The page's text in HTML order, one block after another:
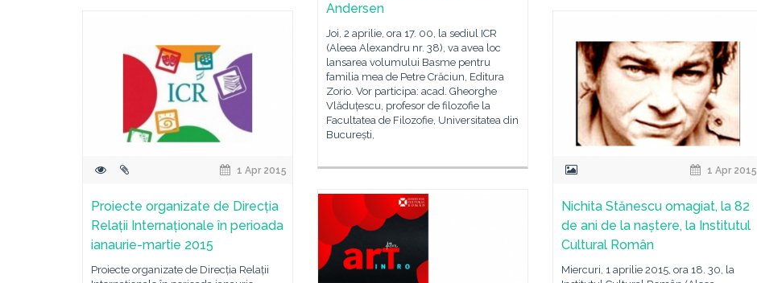
Andersen
Joi, 2 aprilie, ora 17. 00, la sediul ICR
(Aleea Alexandru nr. 38), va avea loc
lansarea volumului Basme pentru
familia mea de Petre Crăciun, Editura
Zorio. Vor participa: acad. Gheorghe
Vlăduțescu, profesor de filozofie la
Facultatea de Filozofie, Universitatea din
București,
1 Apr 2015
Proiecte organizate de Direcția
Relații Internaționale în perioada
ianaurie-martie 2015
Proiecte organizate de Direcția Relații
1 Apr 2015
Nichita Stănescu omagiat, la 82
de ani de la naștere, la Institutul
Cultural Român
Miercuri, 1 aprilie 2015, ora 18. 30, la